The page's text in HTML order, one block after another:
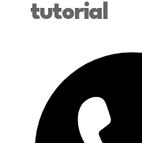
tutorial